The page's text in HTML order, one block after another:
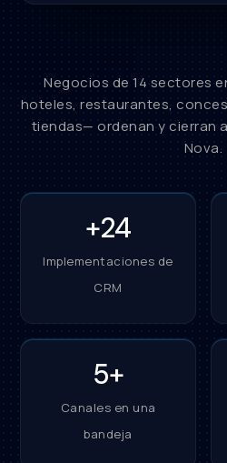
Negocios de 14 sectores
hoteles, restaurantes,
tiendas— ordenan y cierran
Nova.
+24
Implementaciones de
CRM
5+
Canales en una
bandeja